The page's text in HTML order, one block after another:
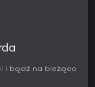
i bądź na bieżąco